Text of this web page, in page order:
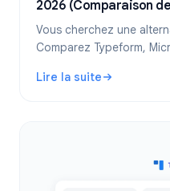
2026 (Comparaison
payantes)
Vous cherchez une
Comparez Typeform,
créateur de formulaires
Lire la suite
: Les meilleures